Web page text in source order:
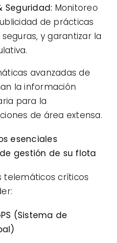
Seguridad: Monitoreo
de prácticas
y garantizar la
avanzadas de
la información
para la
de área extensa.
esenciales
gestión de su flota
telemáticos críticos
(Sistema de